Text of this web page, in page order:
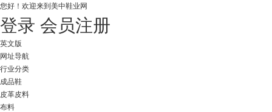
您好！ 欢迎来到美中鞋业网
登录 会员注册
英文版
网址导航
行业分类
成品鞋
皮革皮料
布料